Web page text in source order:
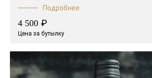
Подробнее
4 500 ₽
Цена за бутылку